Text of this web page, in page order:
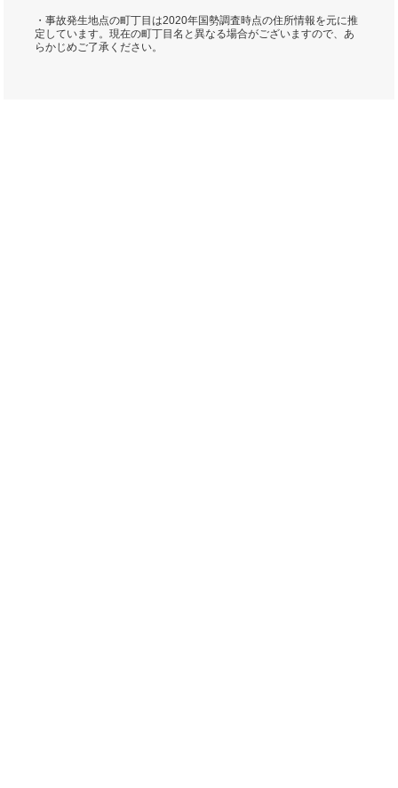
・事故発生地点の町丁目は2020年国勢調査時点の住所情報を元に推
定しています。現在の町丁目名と異なる場合がございますので、あ
らかじめご了承ください。